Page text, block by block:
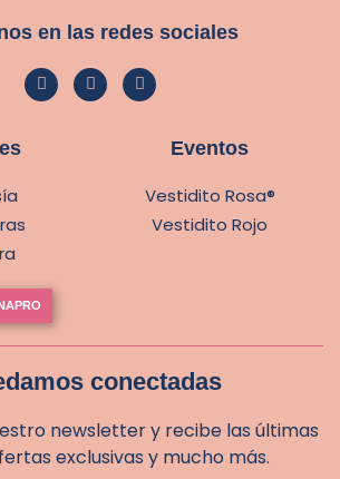
en las redes sociales
Eventos
Vestidito Rosa®
Vestidito Rojo
conectadas
newsletter y recibe las últimas
exclusivas y mucho más.